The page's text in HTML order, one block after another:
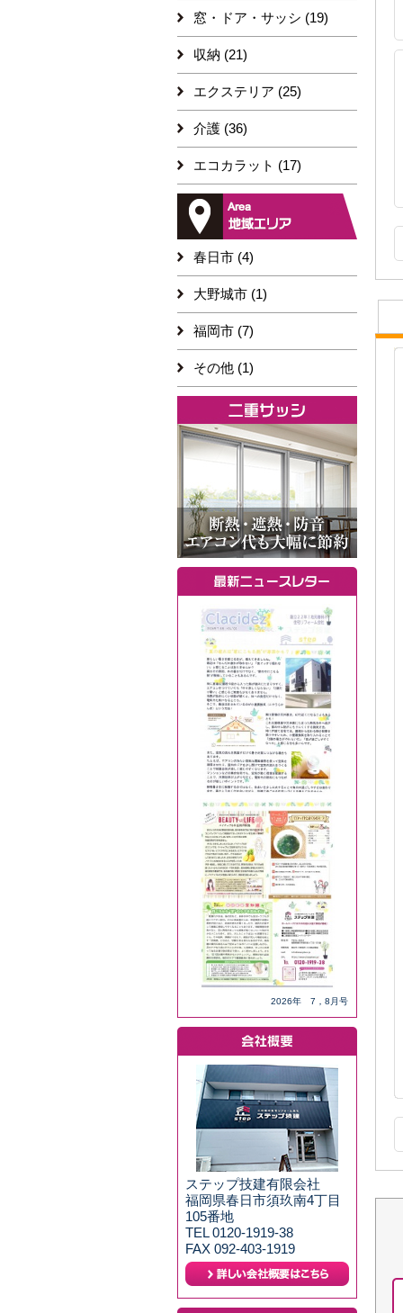
窓・ドア・サッシ (19)
収納 (21)
エクステリア (25)
介護 (36)
エコカラット (17)
春日市 (4)
大野城市 (1)
福岡市 (7)
その他 (1)
2026年 7，8月号
ステップ技建有限会社
福岡県春日市須玖南4丁目
105番地
TEL 0120-1919-38
FAX 092-403-1919